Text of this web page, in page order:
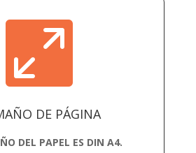

DE PÁGINA
DEL PAPEL ES DIN A4.